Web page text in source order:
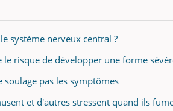
système nerveux central ?
le risque de développer une forme
soulage pas les symptômes
et d'autres stressent quand ils